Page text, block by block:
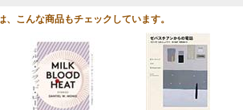
、こんな商品もチェックしています。